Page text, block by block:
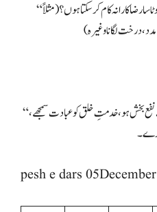
“میں اپنی کلاس، اسکول یا محلے میں کون سا چھوٹا سا رضاکارانہ کام کر سکتا ہوں؟ (مثلاً
“یا اللہ! مجھے ایسا انسان بنا جو دوسروں کے لیے نفع بخش ہو، خدمتِ خلق کو عبادت سمجھے،
pesh e dars 05December